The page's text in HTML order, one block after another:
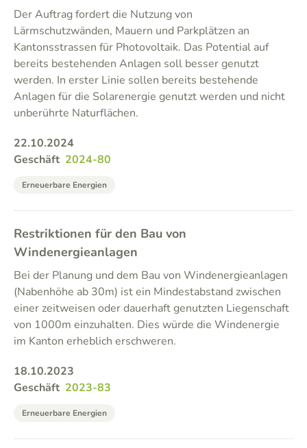
Der Auftrag fordert die Nutzung von
Lärmschutzwänden, Mauern und Parkplätzen an
Kantonsstrassen für Photovoltaik. Das Potential auf
bereits bestehenden Anlagen soll besser genutzt
werden. In erster Linie sollen bereits bestehende
Anlagen für die Solarenergie genutzt werden und nicht
unberührte Naturflächen.
22.10.2024
Geschäft 2024-80
Erneuerbare Energien
Restriktionen für den Bau von
Windenergieanlagen
Bei der Planung und dem Bau von Windenergieanlagen
(Nabenhöhe ab 30m) ist ein Mindestabstand zwischen
einer zeitweisen oder dauerhaft genutzten Liegenschaft
von 1000m einzuhalten. Dies würde die Windenergie
im Kanton erheblich erschweren.
18.10.2023
Geschäft 2023-83
Erneuerbare Energien